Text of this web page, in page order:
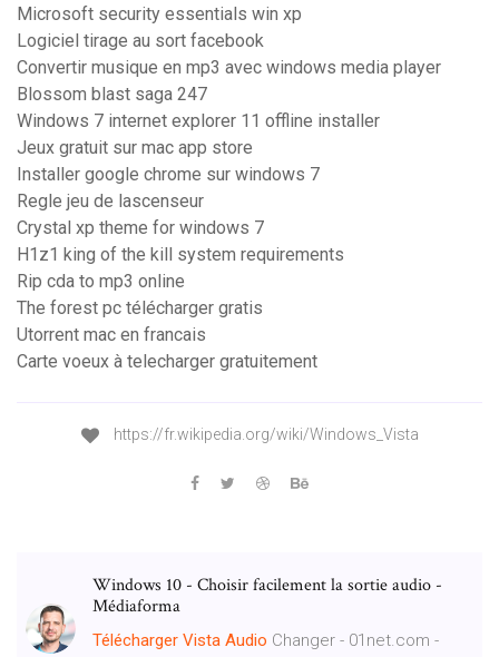
Microsoft security essentials win xp
Logiciel tirage au sort facebook
Convertir musique en mp3 avec windows media player
Blossom blast saga 247
Windows 7 internet explorer 11 offline installer
Jeux gratuit sur mac app store
Installer google chrome sur windows 7
Regle jeu de lascenseur
Crystal xp theme for windows 7
H1z1 king of the kill system requirements
Rip cda to mp3 online
The forest pc télécharger gratis
Utorrent mac en francais
Carte voeux à telecharger gratuitement
https://fr.wikipedia.org/wiki/Windows_Vista
Windows 10 - Choisir facilement la sortie audio -
Médiaforma
Télécharger Vista Audio Changer - 01net.com -